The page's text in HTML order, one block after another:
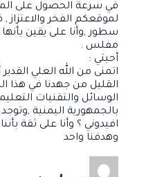
في سرعة الحصول على
لموقعكم الفخر والاعتزاز
سطور ,وأنا على يقين
مفلس .
أحبتي :
اتمنى من الله العلي
القليل من جهدنا في هذا
الوسائل والتقنيات
بالجمهورية اليمنية
افيدوني ؟ وأنا على ثقة
وهدفنا واحد